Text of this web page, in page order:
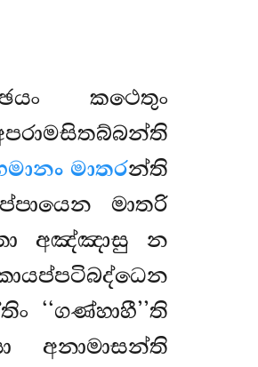
කථෙතුං
මාතරන්ති
මාතරි
අඤ්ඤාසු න
අනාමාසන්ති